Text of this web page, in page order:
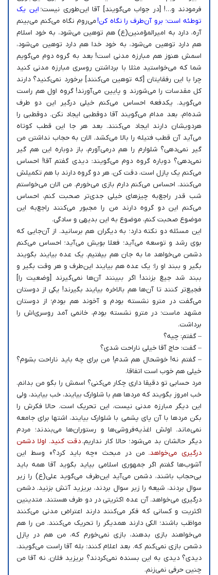
فرمودند و…! [در جواب می‌گویند] آقا این‌طوری نیست؛ این یک
توطئه است؛ برو آن‌طرف را نگاه کن!می‌روم نگاه می‌کنم می‌بینم
آره، دارد به امیرالمؤمنین(ع) هم توهین می‌شود، به خود اسلام
هم دارد توهین می‌شود، به خود خدا هم دارد توهین می‌شود،
اسمش هنوز هم مبارزه مدنی است! بعد به گروه دوم می‌گویم
شما که می‌خواستید مثلا با برداشتن روسری مبارزه مدنی کنید
چرا با این رفقایتان [که توهین می‌کنند] برخورد نمی‌کنید؟ دارند
کل مقدسات را می‌شورند و پایین می‌آورند! گروه اول هم راست
می‌گوید. یکدفعه احساس می‌کنم خیلی درگیر این دو طرف
شده‌ام، بعد مدام می‌گویند آقا دوقطبی ایجاد نکن. دوقطبی را
هردویشان دارند ایجاد می‌کنند. بعد هر جا این قطب کوتاه
می‌آید آن قطب فتیله را بالا می‌کشد. الان به حجاب نداشتن من
گیر نمی‌دهی؟ شلوارم را هم درمی‌آورم، باز دوباره این هم گیر
نمی‌دهی؟ دوباره گروه دوم می‌گویند: دیدی گفتم آقا! احساس
می‌کنم یک پازل است، دقت کن، هر دو گروه دارند با هم تکمیلش
می‌کنند. احساس می‌کنم دارم بازی می‌خورم. من الان می‌خواستم
شب قدر راجع‌به چیزهای خیلی جدی‌تر صحبت کنم، احساس
می‌کنم این دو گروه دارند من را مجبور می‌کنند راجع‌به این
موضوع صحبت کنم، موضوع به این بدیهی و سادگی.
این مسئله دو نکته دارد؛ به دیگران هم برسانید. از آن‌جایی که
بوی رشد و توسعه می‌آید؛ فعلا بویش می‌آید؛ احساس می‌کنم
دشمن می‌خواهد ما به جان هم بیفتیم. یک عده بیایند بگویند
بگیر و ببند او را؛ یک عده هم بیایند این‌طرف و هر وقت بگیر و
ببند شد جیغ بزنند! اگر ببینند آن‌ها نمی‌گیرند [وضعیت را]
فجیع‌تر کنند تا آن‌ها هم بالاخره بیایند بگیرند! یکی از دوستان
می‌گفت در مترو نشسته بودم و آخوند هم بودم؛ از دوستان
مشهد ماست؛ در مترو نشسته بودم، خانمی آمد روسری‌اش را
برداشت.
– گفتم: چیه؟
– گفت: حاج آقا خیلی ناراحت شدی؟
– گفتم نه! خوشحال هم شدم! من برای چه باید ناراحت بشوم؟
خیلی هم خوب است اتفاقا.
مرد حسابی تو دقیقا داری چکار می‌کنی؟ اسمش را بگو من بدانم.
خب امروز بگویند که مردها هم با شلوارک بیایند، خب بیایند، ولی
این دیگر مبارزه مدنی نیست، این تحریک است. حالا فکرش را
بکن مردها با آن پای پشمی با شلوارک بیایند، اشتها برای جامعه
نمی‌ماند. اولش اغذیه‌فروشی‌ها و رستوران‌ها می‌بندند؛ مردم
دیگر حالشان بد می‌شود؛ حالا کار نداریم.دقت کنید. اولا دشمن
درگیری می‌خواهد. من در مبحث «چه باید کرد؟» وسط این
آشوب‌ها گفتم اگر جمهوری اسلامی بیاید بگوید آقا همه باید
بی‌حجاب باشند، دشمن می‌آید این‌طرف می‌گوید علی(ع) را زیر
سوال بردند، شیعه را زیر سوال بردند، بریزید آتش بزنید. دشمن
درگیری می‌خواهد. آن عده اکثریتی در دو طرف هستند. متدینین
اکثریت و کسانی که فکر می‌کنند دارند اعتراض مدنی می‌کنند
مواظب باشند؛ الکی دارند همدیگر را تحریک می‌کنند. من را هم
می‌خواهند بازی بدهند، بازی نمی‌خورم که، من هم در پازل
دشمن بازی نمی‌کنم که. بعد اعلام کنند: بله آقا راست می‌گویند،
دیدی؟ دیدی به این بسنده نمی‌کردند؟ بریزید فلان. نه آقا من
چنین حرفی نمی‌زنم.